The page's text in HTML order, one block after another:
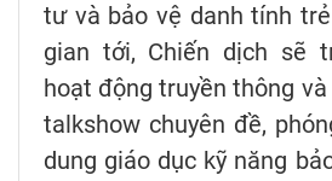
tư và bảo vệ danh tính
gian tới, Chiến dịch sẽ
hoạt động truyền thông
talkshow chuyên đề,
dung giáo dục kỹ năng